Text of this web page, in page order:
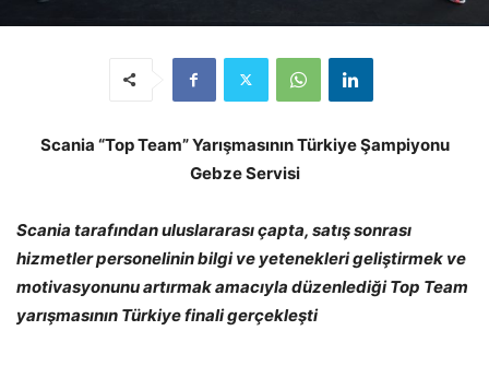
Scania “Top Team” Yarışmasının Türkiye Şampiyonu
Gebze Servisi
Scania tarafından uluslararası çapta, satış sonrası
hizmetler personelinin bilgi ve yetenekleri geliştirmek ve
motivasyonunu artırmak amacıyla düzenlediği Top Team
yarışmasının Türkiye finaligerçekleşti